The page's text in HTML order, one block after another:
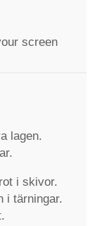
screen
lagen.
i skivor.
i tärningar.